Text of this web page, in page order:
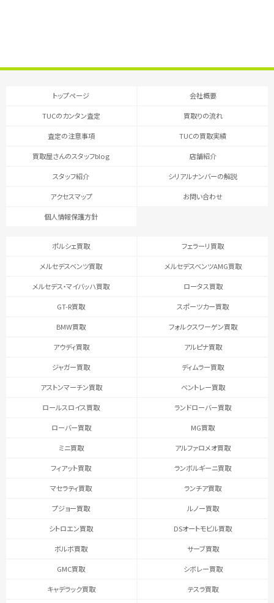
トップページ 会社概要
TUCのカンタン査定 買取りの流れ
査定の注意事項 TUCの買取実績
買取屋さんのスタッフblog 店舗紹介
スタッフ紹介 シリアルナンバーの解説
アクセスマップ お問い合わせ
個人情報保護方針
ポルシェ買取 フェラーリ買取
メルセデスベンツ買取 メルセデスベンツAMG買取
メルセデス・マイバッハ買取 ロータス買取
GT-R買取 スポーツカー買取
BMW買取 フォルクスワーゲン買取
アウディ買取 アルピナ買取
ジャガー買取 ディムラー買取
アストンマーチン買取 ベントレー買取
ロールスロイス買取 ランドローバー買取
ローバー買取 MG買取
ミニ買取 アルファロメオ買取
フィアット買取 ランボルギーニ買取
マセラティ買取 ランチア買取
プジョー買取 ルノー買取
シトロエン買取 DSオートモビル買取
ボルボ買取 サーブ買取
GMC買取 シボレー買取
キャデラック買取 テスラ買取